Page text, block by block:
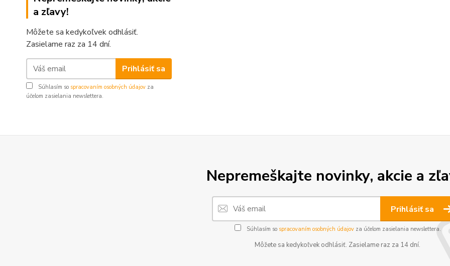
a zľavy!
Môžete sa kedykoľvek odhlásiť.
Zasielame raz za 14 dní.
Prihlásiť sa
Súhlasím so spracovaním osobných údajov za
účelom zasielania newslettera.
Nepremeškajte novinky, akcie a
Prihlásiť sa
Súhlasím so spracovaním osobných údajovza účelom zasielania newslettera.
Môžete sa kedykoľvek odhlásiť. Zasielame raz za 14 dní.